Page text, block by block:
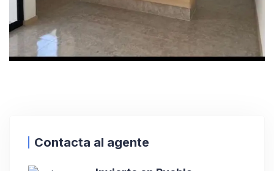
Contacta al agente